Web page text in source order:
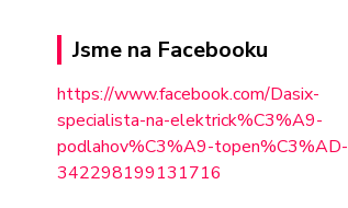
Jsme na Facebooku
https://www.facebook.com/Dasix-
specialista-na-elektrick%C3%A9-
podlahov%C3%A9-topen%C3%AD-
342298199131716